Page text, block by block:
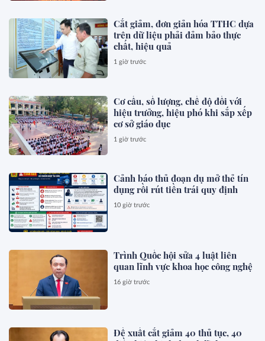
Cắt giảm, đơn giản hóa TTHC dựa
trên dữ liệu phải đảm bảo thực
chất, hiệu quả
1 giờ trước
Cơ cấu, số lượng, chế độ đối với
hiệu trưởng, hiệu phó khi sắp xếp
cơ sở giáo dục
1 giờ trước
Cảnh báo thủ đoạn dụ mở thẻ tín
dụng rồi rút tiền trái quy định
10 giờ trước
Trình Quốc hội sửa 4 luật liên
quan lĩnh vực khoa học công nghệ
16 giờ trước
Đề xuất cắt giảm 40 thủ tục, 40